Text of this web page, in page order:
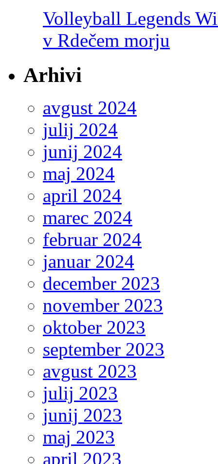
Volleyball Legends
v Rdečem morju
Arhivi
avgust 2024
julij 2024
junij 2024
maj 2024
april 2024
marec 2024
februar 2024
januar 2024
december 2023
november 2023
oktober 2023
september 2023
avgust 2023
julij 2023
junij 2023
maj 2023
april 2023